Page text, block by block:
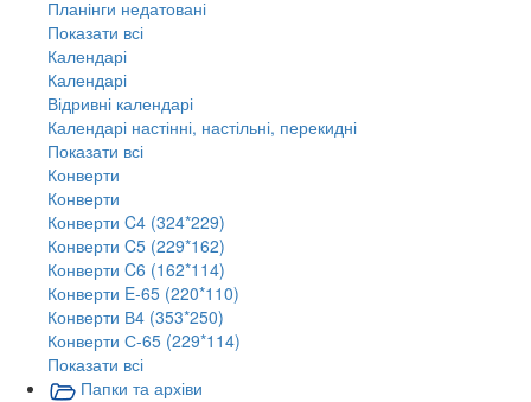
Планінги недатовані
Показати всі
Календарі
Календарі
Відривні календарі
Календарі настінні, настільні, перекидні
Показати всі
Конверти
Конверти
Конверти C4 (324*229)
Конверти C5 (229*162)
Конверти C6 (162*114)
Конверти E-65 (220*110)
Конверти В4 (353*250)
Конверти С-65 (229*114)
Показати всі
Папки та архіви